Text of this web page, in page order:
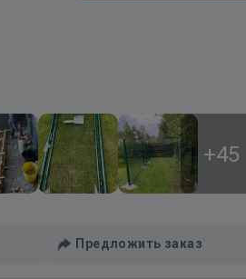
+45
Предложить заказ